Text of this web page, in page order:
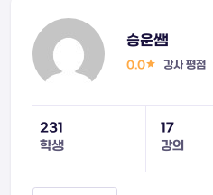
승운쌤
0.0 강사 평점
231
학생
17
강의